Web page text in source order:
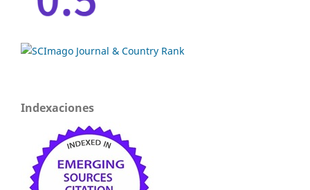
Indexaciones